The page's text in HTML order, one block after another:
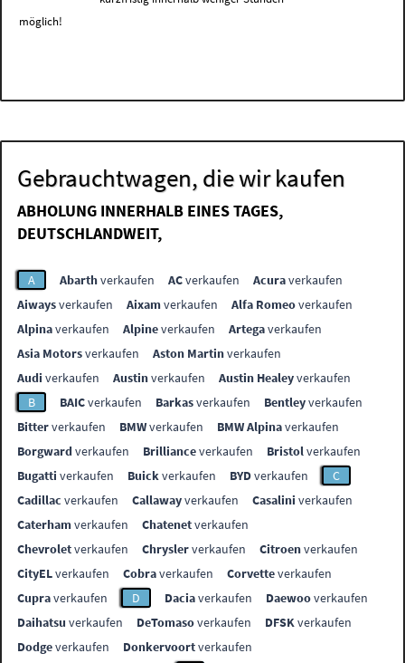
möglich!
Gebrauchtwagen, die wir kaufen
ABHOLUNG INNERHALB EINES TAGES,
DEUTSCHLANDWEIT,
A Abarthverkaufen ACverkaufen Acuraverkaufen
Aiwaysverkaufen Aixamverkaufen Alfa Romeoverkaufen
Alpinaverkaufen Alpineverkaufen Artegaverkaufen
Asia Motorsverkaufen Aston Martinverkaufen
Audi verkaufen Austinverkaufen Austin Healeyverkaufen
B
BAICverkaufen Barkasverkaufen Bentleyverkaufen
Bitterverkaufen BMWverkaufen BMW Alpinaverkaufen
Borgwardverkaufen Brillianceverkaufen Bristolverkaufen
Bugatti verkaufen Buickverkaufen BYDverkaufen
C
Cadillac verkaufen Callawayverkaufen Casalini verkaufen
Caterhamverkaufen Chatenetverkaufen
Chevroletverkaufen Chryslerverkaufen Citroenverkaufen
CityELverkaufen Cobraverkaufen Corvetteverkaufen
Cupraverkaufen D Daciaverkaufen Daewooverkaufen
Daihatsu verkaufen DeTomasoverkaufen DFSKverkaufen
Dodgeverkaufen Donkervoortverkaufen